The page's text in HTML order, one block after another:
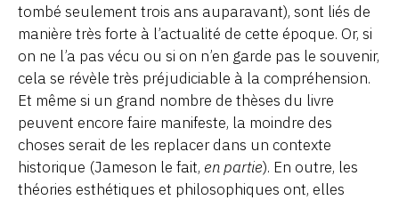
tombé seulement trois ans auparavant), sont liés de
manière très forte à l’actualité de cette époque. Or, si
on ne l’a pas vécu ou si on n’en garde pas le souvenir,
cela se révèle très préjudiciable à la compréhension.
Et même si un grand nombre de thèses du livre
peuvent encore faire manifeste, la moindre des
choses serait de les replacer dans un contexte
historique (Jameson le fait, en partie). En outre, les
théories esthétiques et philosophiques ont, elles